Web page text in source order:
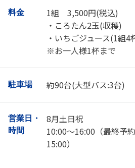
料金
1組 3,500円(税込)
・ころたん2玉(収穫)
・いちごジュース(1組4
※お一人様1杯まで
駐車場 約90台(大型バス:3台)
営業日・
時間
8月土日祝
10:00～16:00（最終予約
15:00）